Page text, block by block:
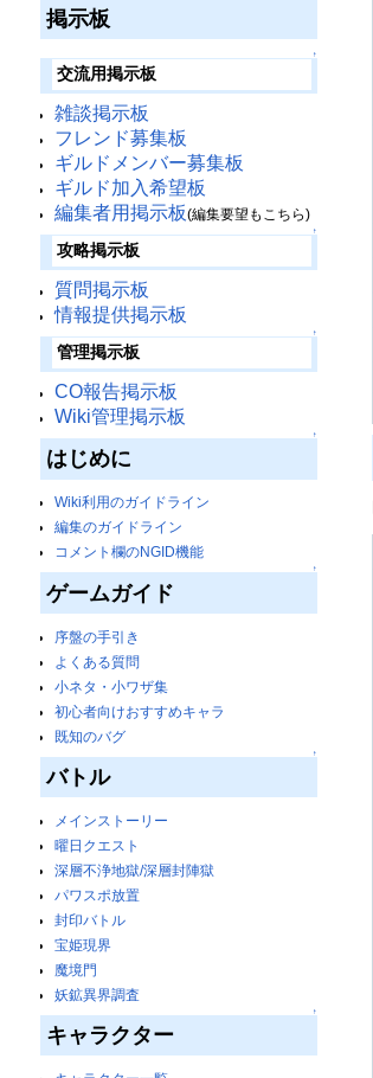
掲示板
↑
交流用掲示板
雑談掲示板
フレンド募集板
ギルドメンバー募集板
ギルド加入希望板
編集者用掲示板(編集要望もこちら)
↑
攻略掲示板
質問掲示板
情報提供掲示板
↑
管理掲示板
CO報告掲示板
Wiki管理掲示板
↑
はじめに
Wiki利用のガイドライン
編集のガイドライン
コメント欄のNGID機能
↑
ゲームガイド
序盤の手引き
よくある質問
小ネタ・小ワザ集
初心者向けおすすめキャラ
既知のバグ
↑
バトル
メインストーリー
曜日クエスト
深層不浄地獄/深層封陣獄
パワスポ放置
封印バトル
宝姫現界
魔境門
妖鉱異界調査
↑
キャラクター